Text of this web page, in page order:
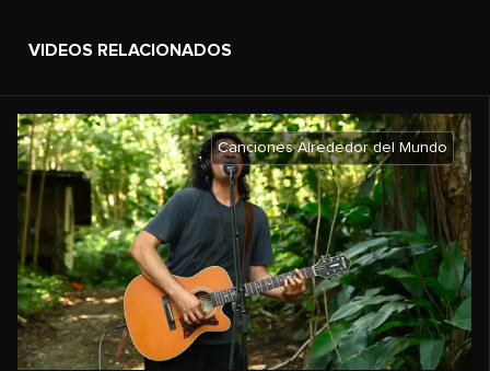
VIDEOS RELACIONADOS
Canciones Alrededor del Mundo